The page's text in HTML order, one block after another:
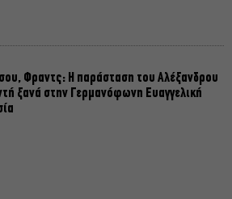
Φραντς: Η παράσταση του Αλέξανδρου
ξανά στην Γερμανόφωνη Ευαγγελική